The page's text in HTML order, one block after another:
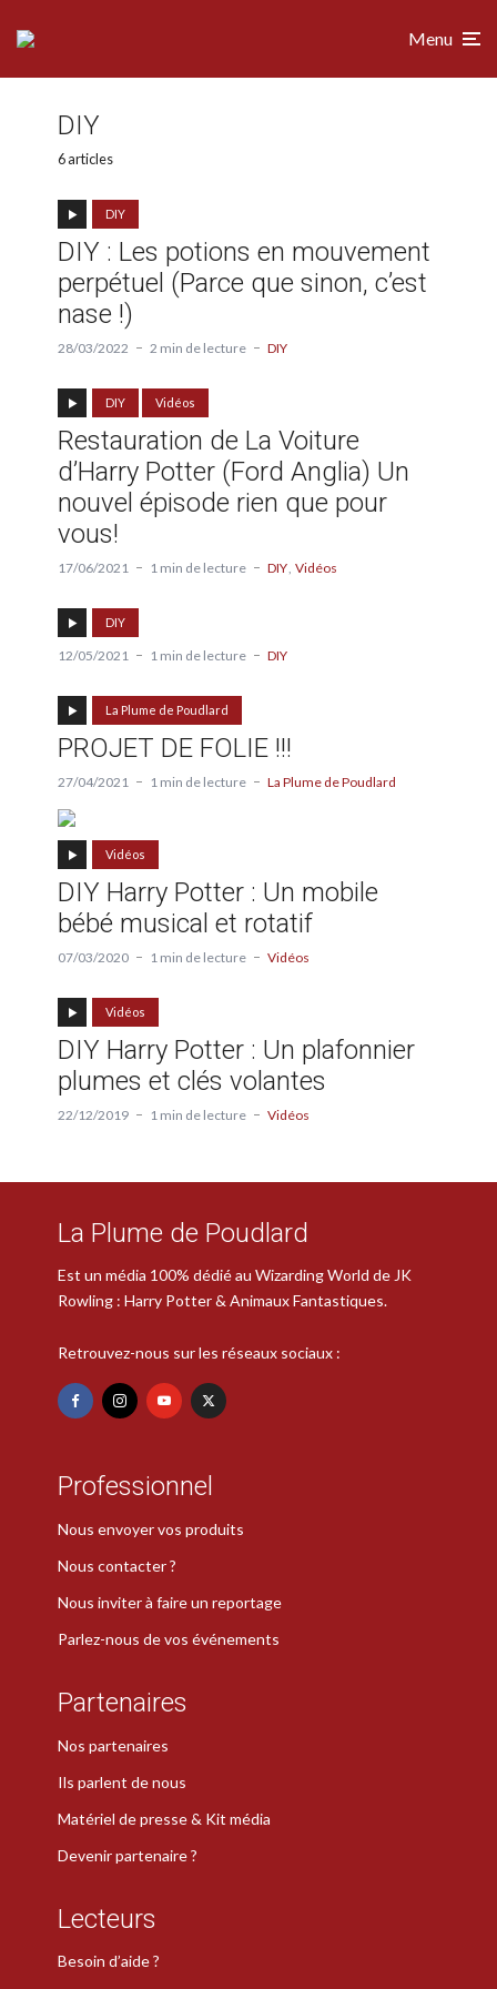
Menu
DIY
6 articles
DIY
DIY : Les potions en mouvement
perpétuel (Parce que sinon, c’est
nase !)
28/03/2022 2 min de lecture DIY
DIY Vidéos
Restauration de La Voiture
d’Harry Potter (Ford Anglia) Un
nouvel épisode rien que pour
vous!
17/06/2021 1 min de lecture DIY Vidéos
DIY
12/05/2021 1 min de lecture DIY
La Plume de Poudlard
PROJET DE FOLIE !!!
27/04/2021 1 min de lecture La Plume de Poudlard
Vidéos
DIY Harry Potter : Un mobile
bébé musical et rotatif
07/03/2020 1 min de lecture Vidéos
Vidéos
DIY Harry Potter : Un plafonnier
plumes et clés volantes
22/12/2019 1 min de lecture Vidéos
La Plume de Poudlard
Est un média 100% dédié au Wizarding World de JK
Rowling : Harry Potter & Animaux Fantastiques.
Retrouvez-nous sur les réseaux sociaux :
Professionnel
Nous envoyer vos produits
Nous contacter ?
Nous inviter à faire un reportage
Parlez-nous de vos événements
Partenaires
Nos partenaires
Ils parlent de nous
Matériel de presse & Kit média
Devenir partenaire ?
Lecteurs
Besoin d’aide ?